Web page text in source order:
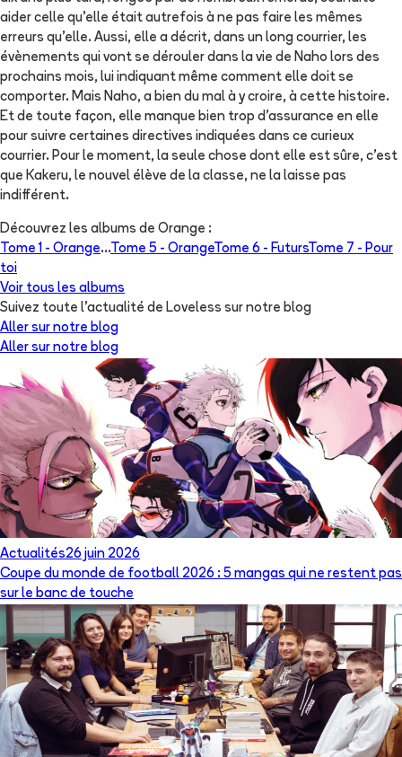
aider celle qu'elle était autrefois à ne pas faire les mêmes
erreurs qu'elle. Aussi, elle a décrit, dans un long courrier, les
évènements qui vont se dérouler dans la vie de Naho lors des
prochains mois, lui indiquant même comment elle doit se
comporter. Mais Naho, a bien du mal à y croire, à cette histoire.
Et de toute façon, elle manque bien trop d'assurance en elle
pour suivre certaines directives indiquées dans ce curieux
courrier. Pour le moment, la seule chose dont elle est sûre, c'est
que Kakeru, le nouvel élève de la classe, ne la laisse pas
indifférent.
Découvrez les albums de Orange :
Tome 1 - Orange...Tome 5 - OrangeTome 6 - FutursTome 7 - Pour
toi
Voir tous les albums
Suivez toute l'actualité de Loveless sur notre blog
Aller sur notre blog
Aller sur notre blog
Actualités26 juin 2026
Coupe du monde de football 2026 : 5 mangas qui ne restent pas
sur le banc de touche